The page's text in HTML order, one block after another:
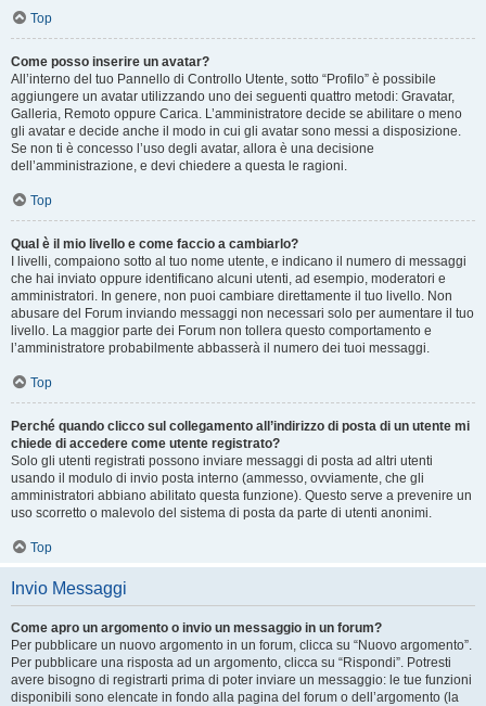
Top
Come posso inserire un avatar?
All’interno del tuo Pannello di Controllo Utente, sotto “Profilo” è possibile
aggiungere un avatar utilizzando uno dei seguenti quattro metodi: Gravatar,
Galleria, Remoto oppure Carica. L’amministratore decide se abilitare o meno
gli avatar e decide anche il modo in cui gli avatar sono messi a disposizione.
Se non ti è concesso l’uso degli avatar, allora è una decisione
dell’amministrazione, e devi chiedere a questa le ragioni.
Top
Qual è il mio livello e come faccio a cambiarlo?
I livelli, compaiono sotto al tuo nome utente, e indicano il numero di messaggi
che hai inviato oppure identificano alcuni utenti, ad esempio, moderatori e
amministratori. In genere, non puoi cambiare direttamente il tuo livello. Non
abusare del Forum inviando messaggi non necessari solo per aumentare il tuo
livello. La maggior parte dei Forum non tollera questo comportamento e
l’amministratore probabilmente abbasserà il numero dei tuoi messaggi.
Top
Perché quando clicco sul collegamento all’indirizzo di posta di un utente mi
chiede di accedere come utente registrato?
Solo gli utenti registrati possono inviare messaggi di posta ad altri utenti
usando il modulo di invio posta interno (ammesso, ovviamente, che gli
amministratori abbiano abilitato questa funzione). Questo serve a prevenire un
uso scorretto o malevolo del sistema di posta da parte di utenti anonimi.
Top
Invio Messaggi
Come apro un argomento o invio un messaggio in un forum?
Per pubblicare un nuovo argomento in un forum, clicca su “Nuovo argomento”.
Per pubblicare una risposta ad un argomento, clicca su “Rispondi”. Potresti
avere bisogno di registrarti prima di poter inviare un messaggio: le tue funzioni
disponibili sono elencate in fondo alla pagina del forum o dell’argomento (la